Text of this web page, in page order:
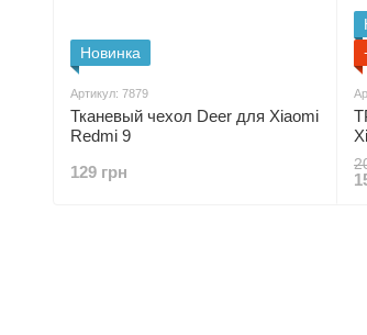
Новинка
Артикул: 7879
Тканевый чехол Deer для Xiaomi
Redmi 9
129 грн